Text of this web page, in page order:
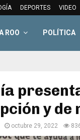
DEPORTES VIDEO
ROO POLÍTICA
y de
octubre 29, 2022